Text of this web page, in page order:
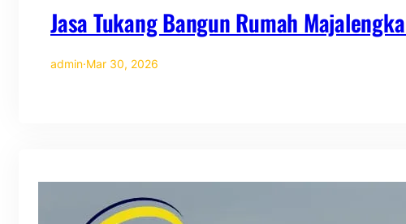
Jasa Tukang Bangun Rumah
admin·Mar 30, 2026